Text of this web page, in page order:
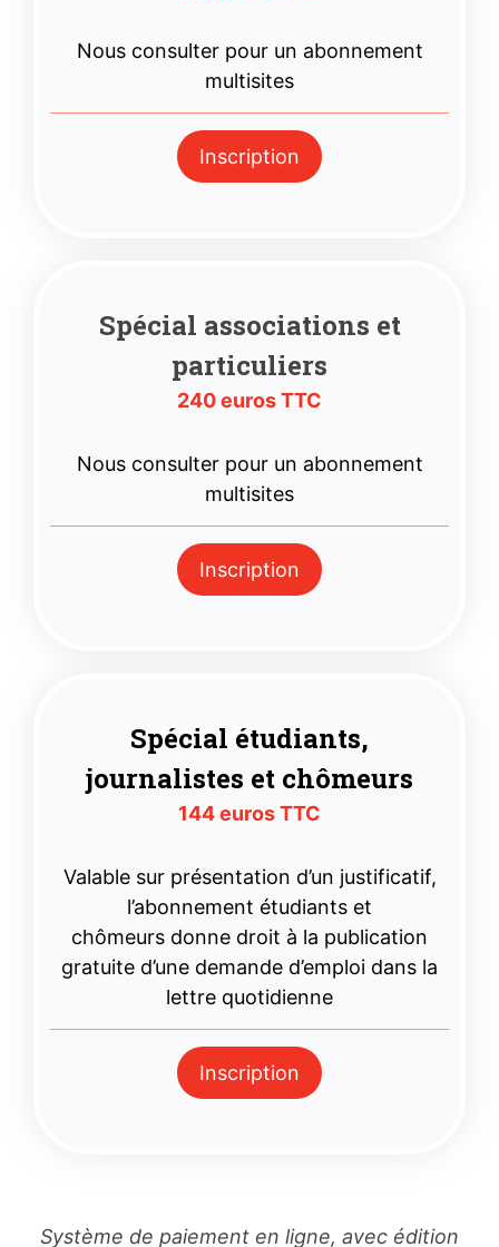
Nous consulter pour un abonnement
multisites
Inscription
Spécial associations et
particuliers
240 euros TTC
Nous consulter pour un abonnement
multisites
Inscription
Spécial étudiants,
journalistes et chômeurs
144 euros TTC
Valable sur présentation d’un justificatif,
l’abonnement étudiants et
chômeurs donne droit à la publication
gratuite d’une demande d’emploi dans la
lettre quotidienne
Inscription
Système de paiement en ligne, avec édition